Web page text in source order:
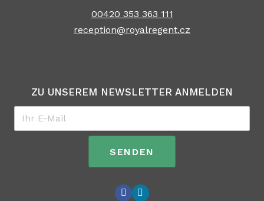
00420 353 363 111
reception@royalregent.cz
ZU UNSEREM NEWSLETTER ANMELDEN
Email *
SENDEN